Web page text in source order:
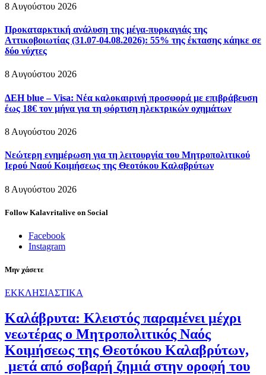
8 Αυγούστου 2026
Προκαταρκτική ανάλυση της μέγα-πυρκαγιάς της
Αττικοβοιωτίας (31.07-04.08.2026): 55% της έκτασης κάηκε σε
δύο νύχτες
8 Αυγούστου 2026
ΔΕΗ blue – Visa: Νέα καλοκαιρινή προσφορά με επιβράβευση
έως 18€ τον μήνα για τη φόρτιση ηλεκτρικών οχημάτων
8 Αυγούστου 2026
Νεώτερη ενημέρωση για τη λειτουργία του Μητροπολιτικού
Ιερού Ναού Κοιμήσεως της Θεοτόκου Καλαβρύτων
8 Αυγούστου 2026
Follow Kalavritalive on Social
Facebook
Instagram
Μην χάσετε
ΕΚΚΛΗΣΙΑΣΤΙΚΑ
Καλάβρυτα: Κλειστός παραμένει μέχρι
νεωτέρας ο Μητροπολιτικός Ναός
Κοιμήσεως της Θεοτόκου Καλαβρύτων,
μετά από σοβαρή ζημιά στην οροφή του